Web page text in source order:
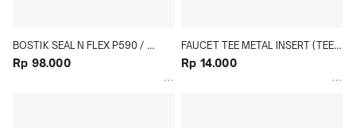
BOSTIK SEAL N FLEX P590 /
BOSTIK PU / BOSTIK SOSIS
Rp 98.000
FAUCET TEE METAL INSERT (TEE
DRAT DALAM KUNINGAN) PVC
Rp 14.000